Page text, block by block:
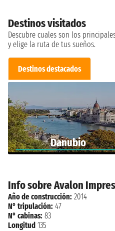
Destinos visitados
Descubre cuales son los
y elige la ruta de tus sueños.
Destinos destacados
Danubio
Info sobre Avalon
Año de construcción: 2014
N° tripulación: 47
N° cabinas: 83
Longitud 135